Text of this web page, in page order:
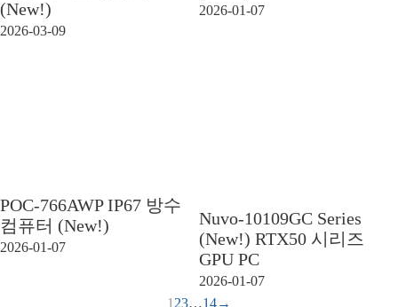
(New!)
2026-03-09
2026-01-07
POC-766AWP IP67 방수
컴퓨터 (New!)
2026-01-07
Nuvo-10109GC Series
(New!) RTX50 시리즈
GPU PC
2026-01-07
1 23…14→